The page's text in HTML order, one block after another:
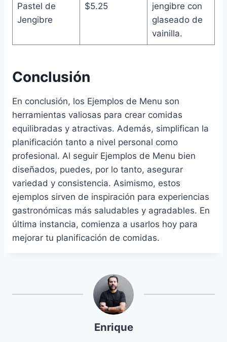
Pastel de
Jengibre
$5.25
jengibre con
glaseado de
vainilla.
Conclusión
En conclusión, los Ejemplos de Menu son
herramientas valiosas para crear comidas
equilibradas y atractivas. Además, simplifican la
planificación tanto a nivel personal como
profesional. Al seguir Ejemplos de Menu bien
diseñados, puedes, por lo tanto, asegurar
variedad y consistencia. Asimismo, estos
ejemplos sirven de inspiración para experiencias
gastronómicas más saludables y agradables. En
última instancia, comienza a usarlos hoy para
mejorar tu planificación de comidas.
Enrique